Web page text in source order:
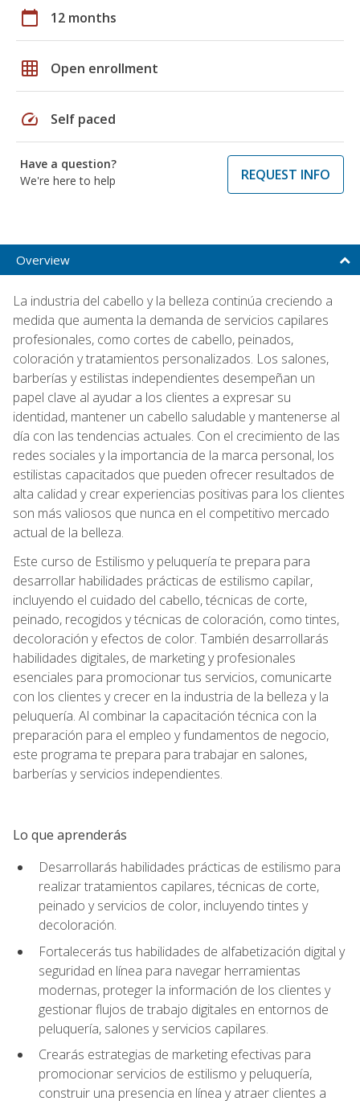
calendar_today 12 months
grid_on Open enrollment
speed Self paced
Have a question?
We're here to help
REQUEST INFO
Overview
La industria del cabello y la belleza continúa creciendo a
medida que aumenta la demanda de servicios capilares
profesionales, como cortes de cabello, peinados,
coloración y tratamientos personalizados. Los salones,
barberías y estilistas independientes desempeñan un
papel clave al ayudar a los clientes a expresar su
identidad, mantener un cabello saludable y mantenerse al
día con las tendencias actuales. Con el crecimiento de las
redes sociales y la importancia de la marca personal, los
estilistas capacitados que pueden ofrecer resultados de
alta calidad y crear experiencias positivas para los clientes
son más valiosos que nunca en el competitivo mercado
actual de la belleza.
Este curso de Estilismo y peluquería te prepara para
desarrollar habilidades prácticas de estilismo capilar,
incluyendo el cuidado del cabello, técnicas de corte,
peinado, recogidos y técnicas de coloración, como tintes,
decoloración y efectos de color. También desarrollarás
habilidades digitales, de marketing y profesionales
esenciales para promocionar tus servicios, comunicarte
con los clientes y crecer en la industria de la belleza y la
peluquería. Al combinar la capacitación técnica con la
preparación para el empleo y fundamentos de negocio,
este programa te prepara para trabajar en salones,
barberías y servicios independientes.
Lo que aprenderás
Desarrollarás habilidades prácticas de estilismo para
realizar tratamientos capilares, técnicas de corte,
peinado y servicios de color, incluyendo tintes y
decoloración.
Fortalecerás tus habilidades de alfabetización digital y
seguridad en línea para navegar herramientas
modernas, proteger la información de los clientes y
gestionar flujos de trabajo digitales en entornos de
peluquería, salones y servicios capilares.
Crearás estrategias de marketing efectivas para
promocionar servicios de estilismo y peluquería,
construir una presencia en línea y atraer clientes a